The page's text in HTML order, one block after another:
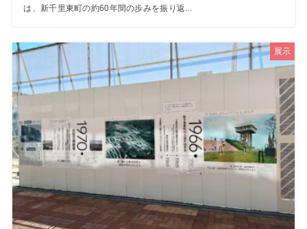
は、新千里東町の約60年間の歩みを振り返...
展示